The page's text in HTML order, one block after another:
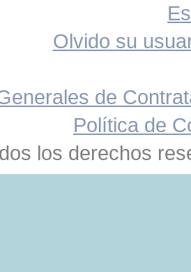
Olvido su
de
Política de
los derechos